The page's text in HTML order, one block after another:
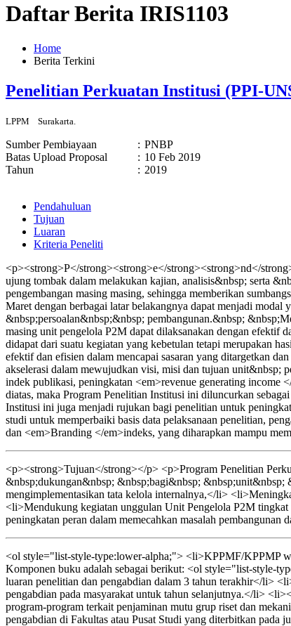
Daftar Berita IRIS1103
Home
Berita Terkini
Penelitian Perkuatan Institusi (PPI-
LPPM Surakarta.
Sumber Pembiayaan : PNBP
Batas Upload Proposal
: 10 Feb 2019
Tahun
: 2019
Pendahuluan
Tujuan
Luaran
Kriteria Peneliti
<p><strong>P</strong><strong>e</strong><strong>nd</
ujung tombak dalam melakukan kajian, analisis&nbsp; serta
pengembangan masing masing, sehingga memberikan
Maret dengan berbagai latar belakangnya dapat menjadi
&nbsp;persoalan&nbsp;&nbsp; pembangunan.&nbsp;
masing unit pengelola P2M dapat dilaksanakan dengan efektif
didapat dari suatu kegiatan yang kebetulan tetapi merupakan
efektif dan efisien dalam mencapai sasaran yang ditargetkan
akselerasi dalam mewujudkan visi, misi dan tujuan unit&nbsp;
indek publikasi, peningkatan <em>revenue generating income
diatas, maka Program Penelitian Institusi ini diluncurkan
Institusi ini juga menjadi rujukan bagi penelitian untuk
studi untuk memperbaiki basis data pelaksanaan penelitian,
dan <em>Branding </em>indeks, yang diharapkan mampu
<p><strong>Tujuan</strong></p> <p>Program Penelitian
&nbsp;dukungan&nbsp; &nbsp;bagi&nbsp; &nbsp;unit&nbsp;
mengimplementasikan tata kelola internalnya,</li>
<li>Mendukung kegiatan unggulan Unit Pengelola P2M tingkat
peningkatan peran dalam memecahkan masalah
<ol style="list-style-type:lower-alpha;"> <li>KPPMF/KPPMP
Komponen buku adalah sebagai berikut: <ol style="list-style-
luaran penelitian dan pengabdian dalam 3 tahun terakhir</li>
pengabdian pada masyarakat untuk tahun selanjutnya.</li>
program-program terkait penjaminan mutu grup riset dan
pengabdian di Fakultas atau Pusat Studi yang diterbitkan